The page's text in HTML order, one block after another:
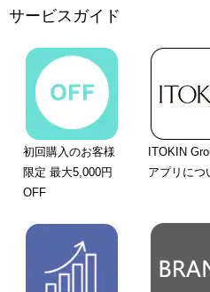
サービスガイド
初回購入のお客様
限定 最大5,000円
OFF
ITOKIN
アプリにつ